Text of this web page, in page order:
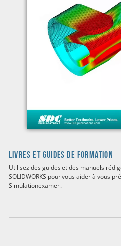
LIVRES ET GUIDES DE FORMATION
Utilisez des guides et des manuels
SOLIDWORKS pour vous aider à vous
Simulationexamen.